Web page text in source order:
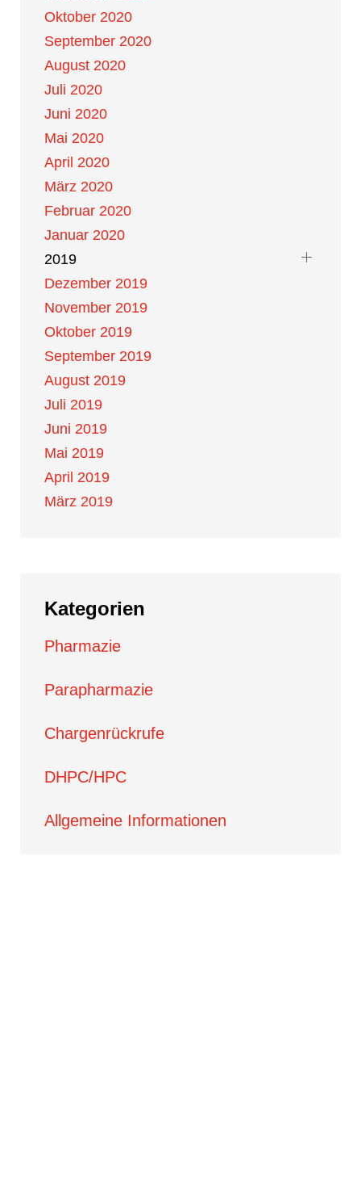
Oktober 2020
September 2020
August 2020
Juli 2020
Juni 2020
Mai 2020
April 2020
März 2020
Februar 2020
Januar 2020
2019
Dezember 2019
November 2019
Oktober 2019
September 2019
August 2019
Juli 2019
Juni 2019
Mai 2019
April 2019
März 2019
Kategorien
Pharmazie
Parapharmazie
Chargenrückrufe
DHPC/HPC
Allgemeine Informationen